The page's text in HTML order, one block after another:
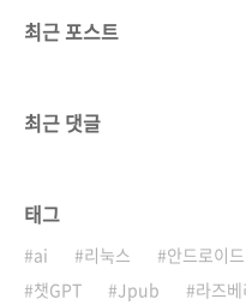
최근 포스트
최근 댓글
태그
ai 리눅스 안드로이드
챗GPT
Jpub 라즈